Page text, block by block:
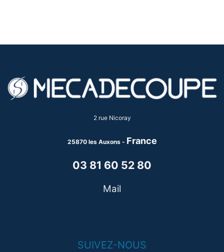
2 rue Nicoray
25870 les Auxons - France
03 81 60 52 80
Mail
SUIVEZ-NOUS